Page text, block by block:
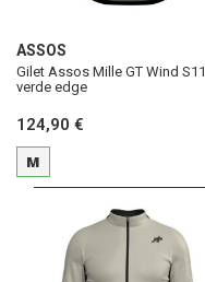
ASSOS
Gilet Assos Mille GT Wind S11
verde edge
124,90 €
M